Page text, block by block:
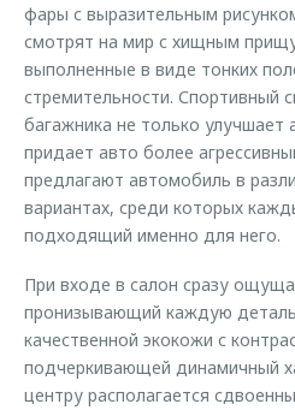
фары с выразительным
смотрят на мир с хищным
выполненные в виде тонких
стремительности. Спортивный
багажника не только улучшает
придает авто более
предлагают автомобиль в
вариантах, среди которых
подходящий именно для него.
При входе в салон сразу
пронизывающий каждую
качественной экокожи с
подчеркивающей динамичный
центру располагается